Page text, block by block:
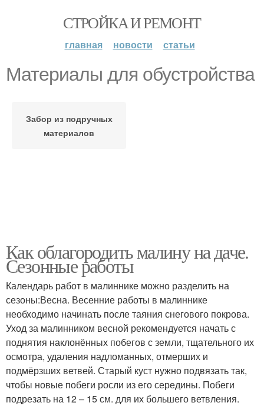
СТРОЙКА И РЕМОНТ
главная новости статьи
Материалы для обустройства
Забор из подручных
материалов
Как облагородить малину на даче.
Сезонные работы
Календарь работ в малиннике можно разделить на
сезоны:Весна. Весенние работы в малиннике
необходимо начинать после таяния снегового покрова.
Уход за малинником весной рекомендуется начать с
поднятия наклонённых побегов с земли, тщательного их
осмотра, удаления надломанных, отмерших и
подмёрзших ветвей. Старый куст нужно подвязать так,
чтобы новые побеги росли из его середины. Побеги
подрезать на 12 – 15 см. для их большего ветвления.